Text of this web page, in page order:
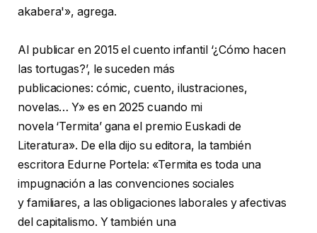
akabera'», agrega.
Al publicar en 2015 el cuento infantil ‘¿Cómo hacen
las tortugas?’, le suceden más
publicaciones: cómic, cuento, ilustraciones,
novelas… Y» es en 2025 cuando mi
novela ‘Termita’ gana el premio Euskadi de
Literatura». De ella dijo su editora, la también
escritora Edurne Portela: «Termita es toda una
impugnación a las convenciones sociales
y familiares, a las obligaciones laborales y afectivas
del capitalismo. Y también una